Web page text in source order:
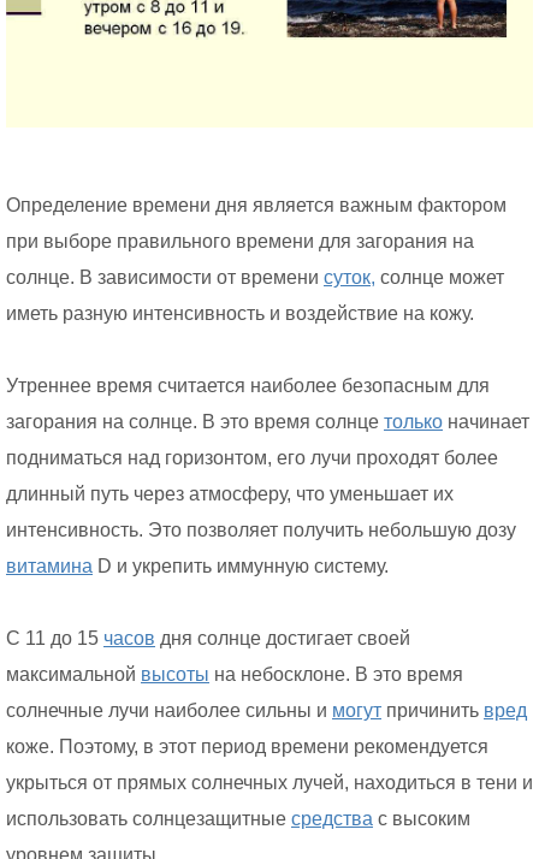
Определение времени дня является важным фактором
при выборе правильного времени для загорания на
солнце. В зависимости от времени суток, солнце может
иметь разную интенсивность и воздействие на кожу.
Утреннее время считается наиболее безопасным для
загорания на солнце. В это время солнце только начинает
подниматься над горизонтом, его лучи проходят более
длинный путь через атмосферу, что уменьшает их
интенсивность. Это позволяет получить небольшую дозу
витамина D и укрепить иммунную систему.
С 11 до 15 часов дня солнце достигает своей
максимальной высоты на небосклоне. В это время
солнечные лучи наиболее сильны и могут причинить вред
коже. Поэтому, в этот период времени рекомендуется
укрыться от прямых солнечных лучей, находиться в тени и
использовать солнцезащитные средства с высоким
уровнем защиты.